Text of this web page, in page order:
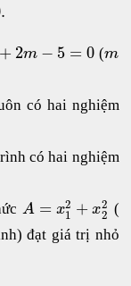
+ 2m − 5 = 0 (m
có hai nghiệm
có hai nghiệm
A = x2
1 + x2
2 (
đạt giá trị nhỏ